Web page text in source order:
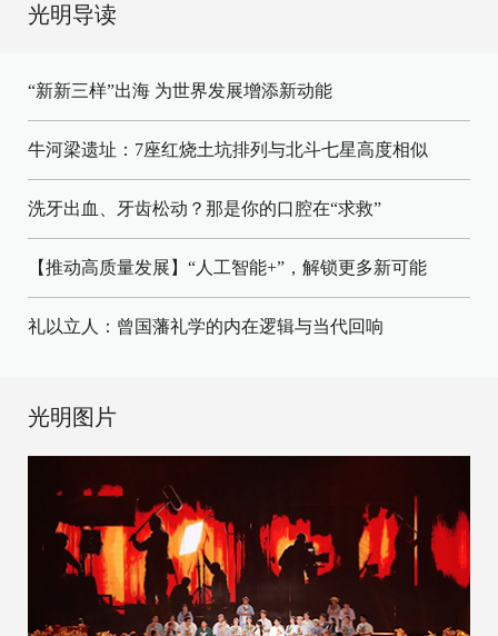
光明导读
“新新三样”出海 为世界发展增添新动能
牛河梁遗址：7座红烧土坑排列与北斗七星高度相似
洗牙出血、牙齿松动？那是你的口腔在“求救”
【推动高质量发展】“人工智能+”，解锁更多新可能
礼以立人：曾国藩礼学的内在逻辑与当代回响
光明图片